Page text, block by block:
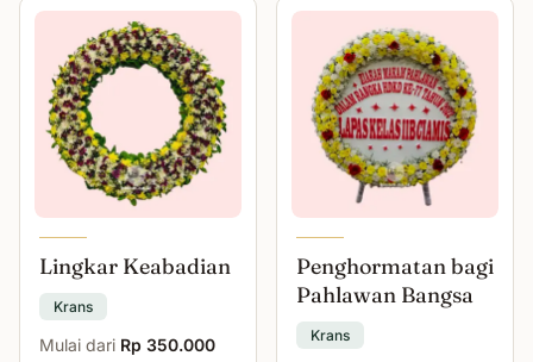
Lingkar Keabadian
Krans
Mulai dari Rp 350.000
Penghormatan bagi
Pahlawan Bangsa
Krans